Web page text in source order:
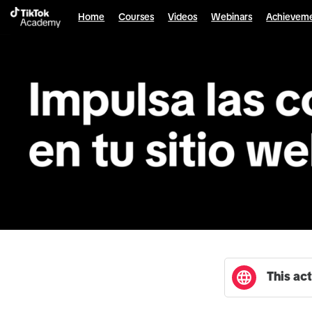
Home Courses Videos Webinars
English selected
This